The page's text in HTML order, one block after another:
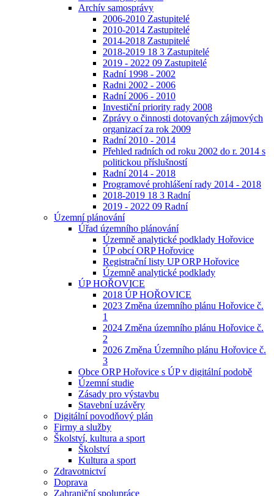
Archív samosprávy
2006-2010 Zastupitelé
2010-2014 Zastupitelé
2014-2018 Zastupitelé
2018-2019 18 3 Zastupitelé
2019 - 2022 09 Zastupitelé
Radní 1998 - 2002
Radni 2002 - 2006
Radní 2006 - 2010
Investiční priority rady 2008
Zprávy o činnosti dotovaných zájmových
organizací za rok 2009
Radní 2010 - 2014
Přehled radních od roku 2002 do r. 2014 s
politickou příslušností
Radní 2014 - 2018
Programové prohlášení rady 2014 - 2018
2018-2019 18 3 Radní
2019 - 2022 09 Radní
Územní plánování
Úřad územního plánování
Územně analytické podklady Hořovice
ÚP obcí ORP Hořovice
Registrační listy UP ORP Hořovice
Územně analytické podklady
ÚP HOŘOVICE
2018 ÚP HOŘOVICE
2023 Změna územního plánu Hořovice č.
1
2024 Změna územního plánu Hořovice č.
2
2026 Změna Územního plánu Hořovice č.
3
Obce ORP Hořovice s ÚP v digitální podobě
Územní studie
Zásady pro výstavbu
Stavební uzávěry
Digitální povodňový plán
Firmy a služby
Školství, kultura a sport
Školství
Kultura a sport
Zdravotnictví
Doprava
Zahraniční spolupráce